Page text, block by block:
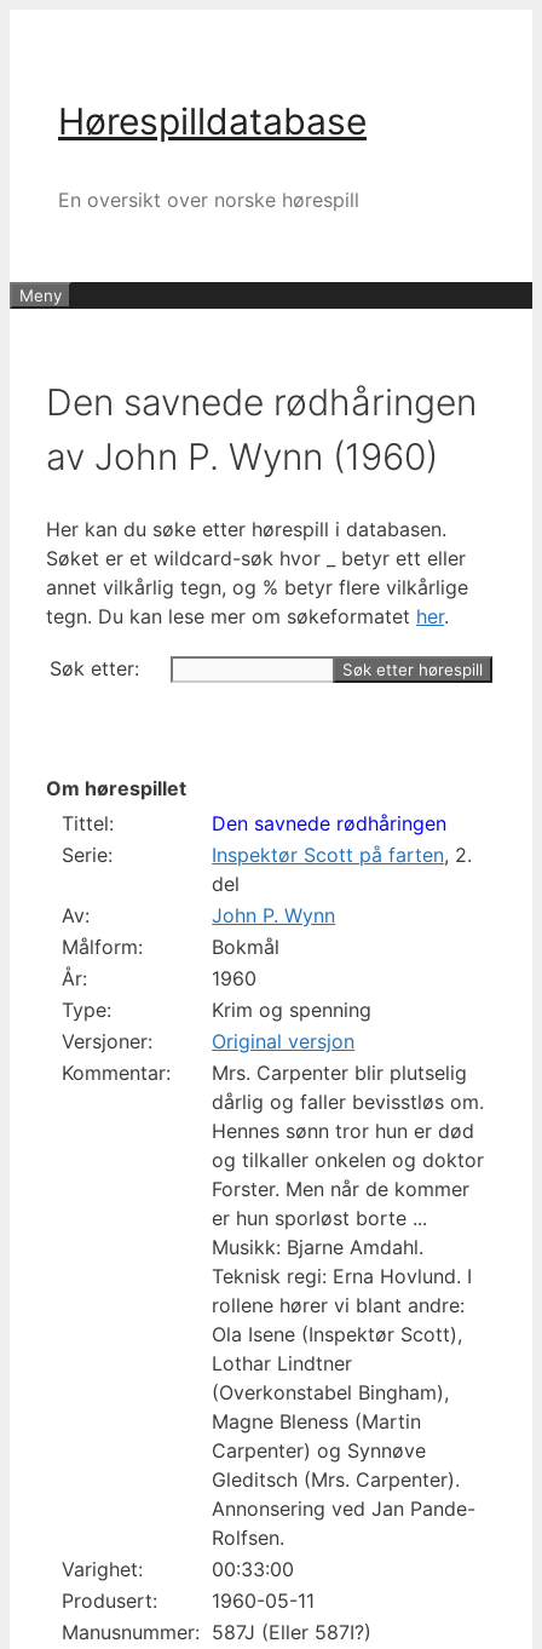
Hørespilldatabase
En oversikt over norske hørespill
Meny
Den savnede rødhåringen
av John P. Wynn (1960)
Her kan du søke etter hørespill i databasen.
Søket er et wildcard-søk hvor _ betyr ett eller
annet vilkårlig tegn, og % betyr flere vilkårlige
tegn. Du kan lese mer om søkeformatet her.
Søk etter:
Om hørespillet
Tittel:
Den savnede rødhåringen
Serie:
Inspektør Scott på farten, 2.
del
Av:
John P. Wynn
Målform:
Bokmål
År:
1960
Type:
Krim og spenning
Versjoner:
Original versjon
Kommentar:
Mrs. Carpenter blir plutselig
dårlig og faller bevisstløs om.
Hennes sønn tror hun er død
og tilkaller onkelen og doktor
Forster. Men når de kommer
er hun sporløst borte ...
Musikk: Bjarne Amdahl.
Teknisk regi: Erna Hovlund. I
rollene hører vi blant andre:
Ola Isene (Inspektør Scott),
Lothar Lindtner
(Overkonstabel Bingham),
Magne Bleness (Martin
Carpenter) og Synnøve
Gleditsch (Mrs. Carpenter).
Annonsering ved Jan Pande-
Rolfsen.
Varighet:
00:33:00
Produsert:
1960-05-11
Manusnummer: 587J (Eller 587I?)